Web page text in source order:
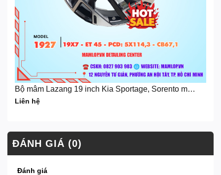
Bộ mâm Lazang 19 inch Kia Sportage, Sorento màu
Balck Machined
Liên hệ
ĐÁNH GIÁ (0)
Đánh giá